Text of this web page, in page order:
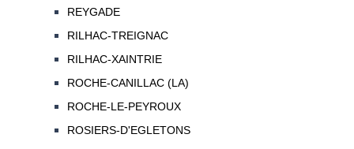
REYGADE
RILHAC-TREIGNAC
RILHAC-XAINTRIE
ROCHE-CANILLAC (LA)
ROCHE-LE-PEYROUX
ROSIERS-D'EGLETONS